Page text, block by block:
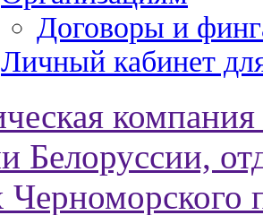
Договоры и
Личный кабинет